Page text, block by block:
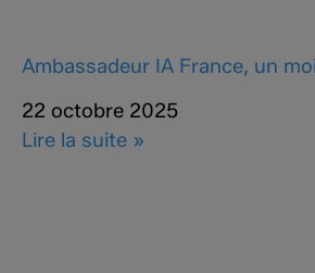
Ambassadeur IA France, un
22 octobre 2025
Lire la suite »